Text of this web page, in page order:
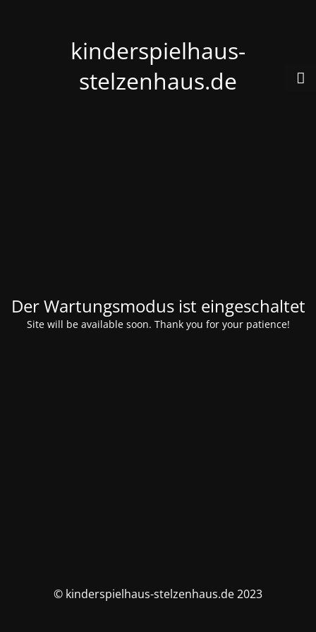
kinderspielhaus-
stelzenhaus.de
Der Wartungsmodus ist eingeschaltet
Site will be available soon. Thank you for your patience!
© kinderspielhaus-stelzenhaus.de 2023